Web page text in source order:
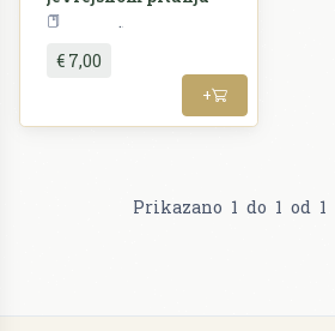
€ 7,00
+
Prikazano 1 do 1 od 1